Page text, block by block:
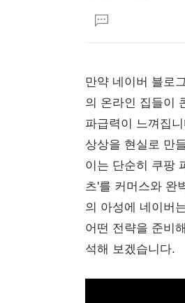
문댓
글
만약 네이버 블로
의 온라인 집들이
파급력이 느껴집
상상을 현실로 만
이는 단순히 쿠팡
츠'를 커머스와 완
의 아성에 네이버
어떤 전략을 준비
석해 보겠습니다.